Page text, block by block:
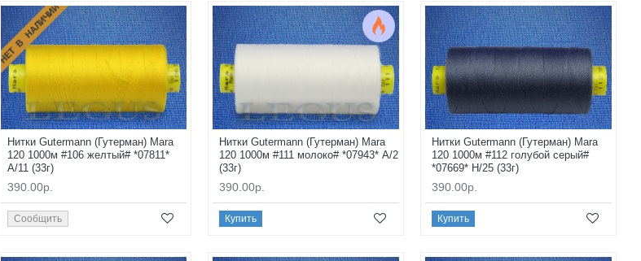
НЕТ В НАЛИЧИИ
Нитки Gutermann (Гутерман) Mara
120 1000м #106 желтый# *07811*
A/11 (33г)
390.00р.
Сообщить
Нитки Gutermann (Гутерман) Mara
120 1000м #111 молоко# *07943* A/2
(33г)
390.00р.
Купить
Нитки Gutermann (Гутерман) Mara
120 1000м #112 голубой серый#
*07669* H/25 (33г)
390.00р.
Купить